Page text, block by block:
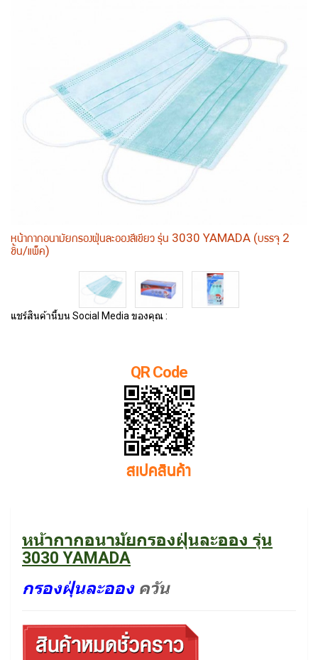
หน้ากากอนามัยกรองฝุ่นละอองสีเขียว รุ่น 3030 YAMADA (บรรจุ 2
ชิ้น/แพ็ค)
แชร์สินค้านี้บน Social Media ของคุณ :
QR Code
สเปคสินค้า
หน้ากากอนามัยกรองฝุ่นละออง รุ่น
3030 YAMADA
กรองฝุ่นละอองควัน